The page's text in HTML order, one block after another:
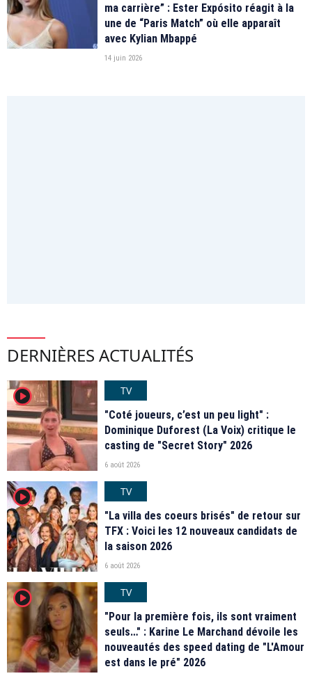
ma carrière” : Ester Expósito réagit à la
une de “Paris Match” où elle apparaît
avec Kylian Mbappé
14 juin 2026
DERNIÈRES ACTUALITÉS
player2
TV
"Coté joueurs, c’est un peu light" :
Dominique Duforest (La Voix) critique le
casting de "Secret Story" 2026
6 août 2026
player2
TV
"La villa des coeurs brisés" de retour sur
TFX : Voici les 12 nouveaux candidats de
la saison 2026
6 août 2026
player2
TV
"Pour la première fois, ils sont vraiment
seuls…" : Karine Le Marchand dévoile les
nouveautés des speed dating de "L'Amour
est dans le pré" 2026